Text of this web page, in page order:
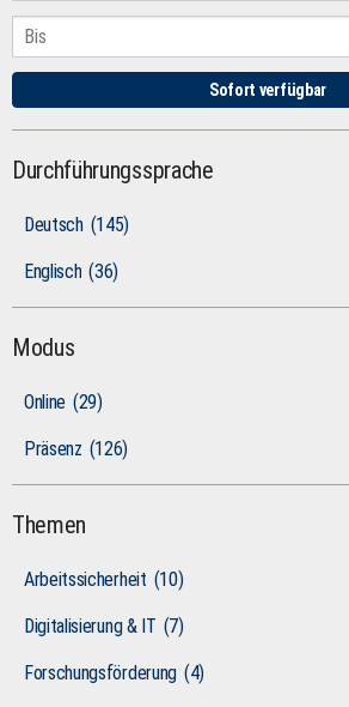
Sofort verfügbar
Durchführungssprache
Deutsch (145)
Englisch (36)
Modus
Online (29)
Präsenz (126)
Themen
Arbeitssicherheit (10)
Digitalisierung & IT (7)
Forschungsförderung (4)